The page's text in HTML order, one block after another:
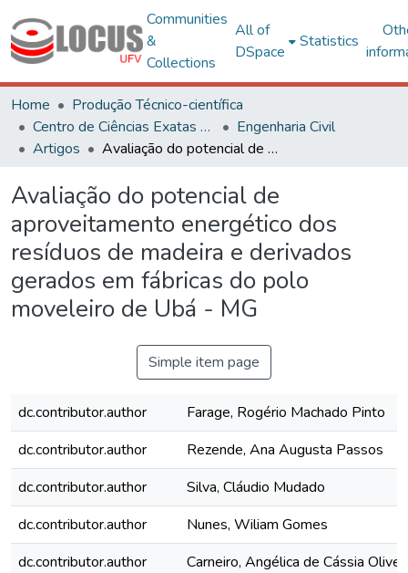
Communities
&
Collections
All of
DSpace
Statistics
Home
Produção Técnico-científica
Centro de Ciências Exatas e Tecnológicas
Engenharia Civil
Artigos
Avaliação do potencial de aproveitamento energético dos resíduos de madeira e derivados gerados em fábricas do polo moveleiro de Ubá - MG
Avaliação do potencial de
aproveitamento energético dos
resíduos de madeira e derivados
gerados em fábricas do polo
moveleiro de Ubá - MG
Simple item page
dc.contributor.author
Farage, Rogério Machado Pinto
dc.contributor.author
Rezende, Ana Augusta Passos
dc.contributor.author
Silva, Cláudio Mudado
dc.contributor.author
Nunes, Wiliam Gomes
dc.contributor.author
Carneiro, Angélica de Cássia